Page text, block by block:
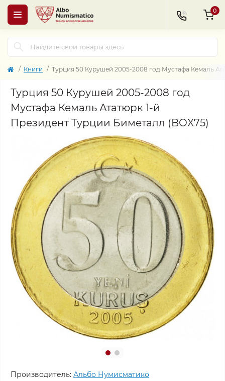
0
Книги Турция 50 Курушей 2005-2008 год Мустафа Кемаль
Турция 50 Курушей 2005-2008 год
Мустафа Кемаль Ататюрк 1-й
Президент Турции Биметалл (BOX75)
Производитель: Альбо Нумисматико